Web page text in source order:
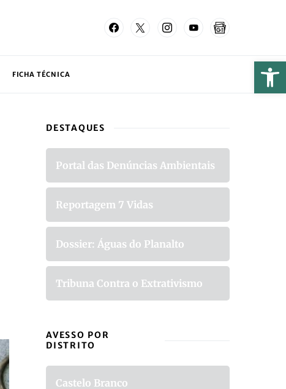
FICHA TÉCNICA
DESTAQUES
Portal das Denúncias Ambientais
Reportagem 7 Vidas
Dossier: Águas do Planalto
Tribuna Contra o Extrativismo
AVESSO POR
DISTRITO
Castelo Branco